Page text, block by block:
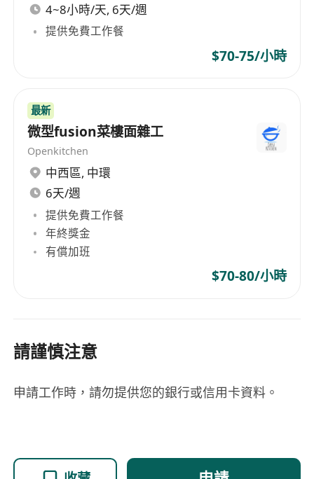
4~8小時/天, 6天/週
提供免費工作餐
$70-75/小時
最新
微型fusion菜樓面雜工
Openkitchen
中西區, 中環
6天/週
提供免費工作餐
年終獎金
有償加班
$70-80/小時
請謹慎注意
申請工作時，請勿提供您的銀行或信用卡資料。